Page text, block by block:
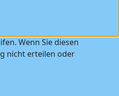
Wenn Sie diesen
nicht erteilen oder